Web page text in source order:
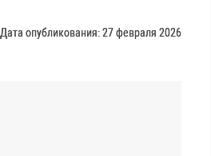
Дата опубликования: 27 февраля 2026